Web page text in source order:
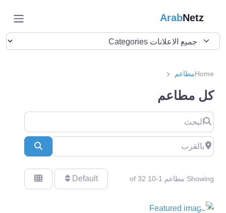
ArabNetz
Homeمطاعم
كل مطاعم
البحث
بالقرب Search
Showing مطاعم 1-10 of 32 Default